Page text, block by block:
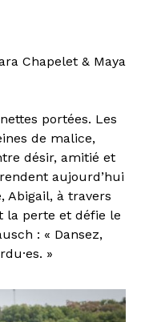
Chapelet & Maya
portées. Les
de malice,
désir, amitié et
aujourd’hui
Abigail, à travers
la perte et défie le
: « Dansez,
»